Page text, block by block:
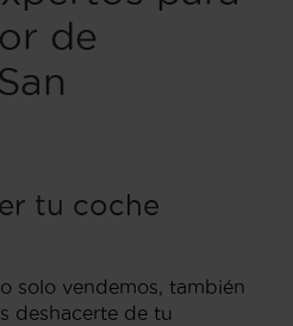
de
tu coche
solo vendemos, también
deshacerte de tu